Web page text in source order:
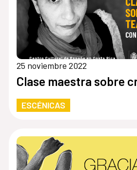
25 noviembre 2022
Clase maestra sobre
ESCÉNICAS